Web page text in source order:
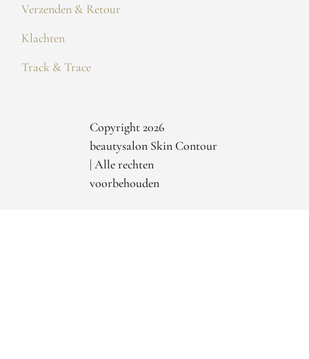
Verzenden & Retour
Klachten
Track & Trace
Copyright 2026
beautysalon Skin Contour
| Alle rechten
voorbehouden